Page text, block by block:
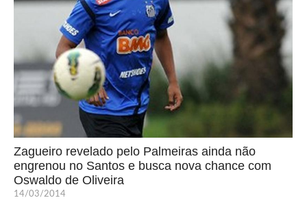
Zagueiro revelado pelo Palmeiras ainda não
engrenou no Santos e busca nova chance com
Oswaldo de Oliveira
14/03/2014